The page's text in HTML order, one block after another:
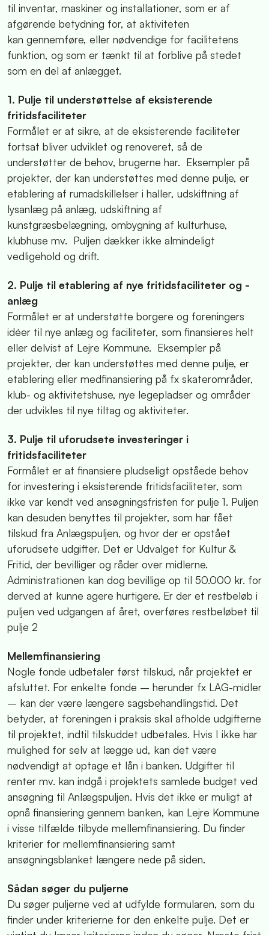
til inventar, maskiner og installationer, som er af
afgørende betydning for, at aktiviteten
kan gennemføre, eller nødvendige for facilitetens
funktion, og som er tænkt til at forblive på stedet
som en del af anlægget.
1. Pulje til understøttelse af eksisterende
fritidsfaciliteter
Formålet er at sikre, at de eksisterende faciliteter
fortsat bliver udviklet og renoveret, så de
understøtter de behov, brugerne har. Eksempler på
projekter, der kan understøttes med denne pulje, er
etablering af rumadskillelser i haller, udskiftning af
lysanlæg på anlæg, udskiftning af
kunstgræsbelægning, ombygning af kulturhuse,
klubhuse mv. Puljen dækker ikke almindeligt
vedligehold og drift.
2. Pulje til etablering af nye fritidsfaciliteter og -
anlæg
Formålet er at understøtte borgere og foreningers
idéer til nye anlæg og faciliteter, som finansieres helt
eller delvist af Lejre Kommune. Eksempler på
projekter, der kan understøttes med denne pulje, er
etablering eller medfinansiering på fx skaterområder,
klub- og aktivitetshuse, nye legepladser og områder
der udvikles til nye tiltag og aktiviteter.
3. Pulje til uforudsete investeringer i
fritidsfaciliteter
Formålet er at finansiere pludseligt opståede behov
for investering i eksisterende fritidsfaciliteter, som
ikke var kendt ved ansøgningsfristen for pulje 1. Puljen
kan desuden benyttes til projekter, som har fået
tilskud fra Anlægspuljen, og hvor der er opstået
uforudsete udgifter. Det er Udvalget for Kultur &
Fritid, der bevilliger og råder over midlerne.
Administrationen kan dog bevillige op til 50.000 kr. for
derved at kunne agere hurtigere. Er der et restbeløb i
puljen ved udgangen af året, overføres restbeløbet til
pulje 2
Mellemfinansiering
Nogle fonde udbetaler først tilskud, når projektet er
afsluttet. For enkelte fonde – herunder fx LAG-midler
– kan der være længere sagsbehandlingstid. Det
betyder, at foreningen i praksis skal afholde udgifterne
til projektet, indtil tilskuddet udbetales. Hvis I ikke har
mulighed for selv at lægge ud, kan det være
nødvendigt at optage et lån i banken. Udgifter til
renter mv. kan indgå i projektets samlede budget ved
ansøgning til Anlægspuljen. Hvis det ikke er muligt at
opnå finansiering gennem banken, kan Lejre Kommune
i visse tilfælde tilbyde mellemfinansiering. Du finder
kriterier for mellemfinansiering samt
ansøgningsblanket længere nede på siden.
Sådan søger du puljerne
Du søger puljerne ved at udfylde formularen, som du
finder under kriterierne for den enkelte pulje. Det er